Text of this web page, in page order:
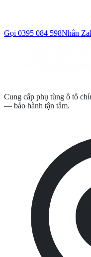
Gọi 0395 084 598Nhắn
Cung cấp phụ tùng ô tô
— bảo hành tận tâm.